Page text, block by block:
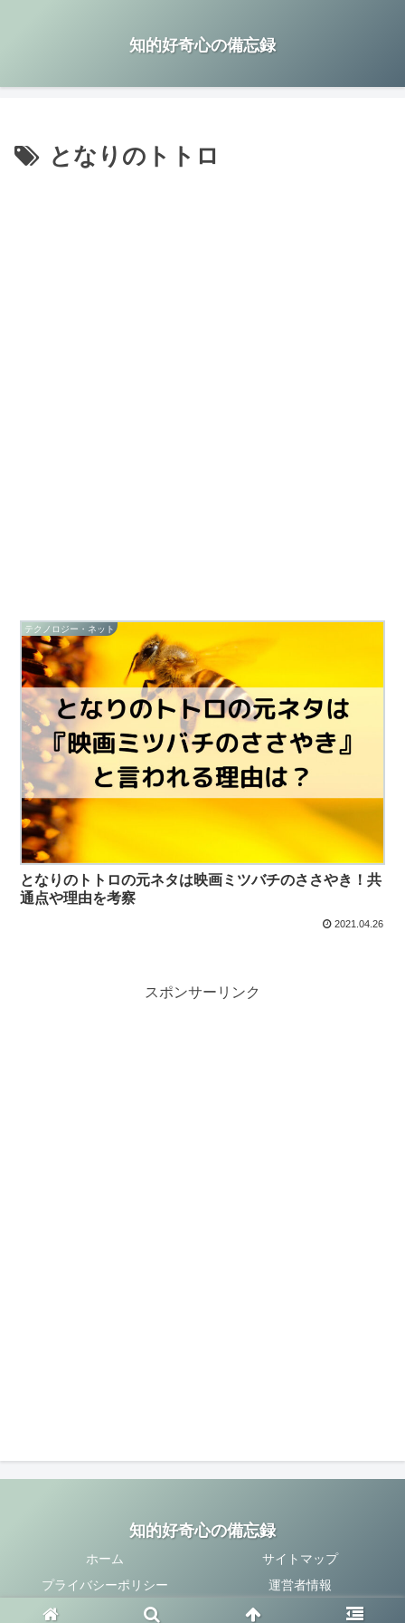
知的好奇心の備忘録
となりのトトロ
テクノロジー・ネット
となりのトトロの元ネタは映画ミツバチのささやき！共
通点や理由を考察
2021.04.26
スポンサーリンク
知的好奇心の備忘録
ホーム
サイトマップ
プライバシーポリシー
運営者情報
Copyright © 2020-2026 知的好奇心の備忘録 All Rights Reserved.